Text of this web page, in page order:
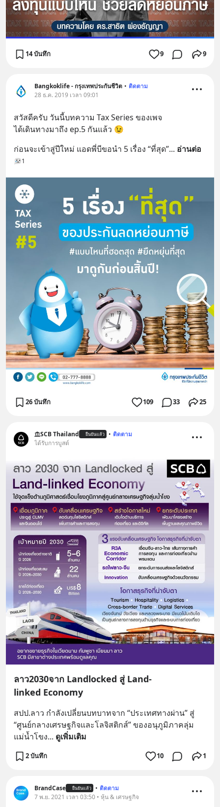
14 บันทึก 9 9
Bangkoklife - กรุงเทพประกันชีวิต • ติดตาม
28 ธ.ค. 2019 เวลา 09:01
สวัสดีครับ วันนี้บทความ Tax Series ของเพจ
ได้เดินทางมาถึง ep.5 กันแล้ว 😉
ก่อนจะเข้าสู่ปีใหม่ แอดพี่บีขอนำ 5 เรื่อง “ที่สุด”... อ่านต่อ
1
26 บันทึก 109 33 25
SCB Thailand ยืนยันแล้ว • ติดตาม
ได้รับการบูสต์
ลาว2030จาก Landlocked สู่ Land-
linked Economy
สปป.ลาว กำลังเปลี่ยนบทบาทจาก “ประเทศทางผ่าน” สู่
“ศูนย์กลางเศรษฐกิจและโลจิสติกส์” ของอนุภูมิภาคลุ่ม
แม่น้ำโขง... ดูเพิ่มเติม
2 บันทึก 10 1
BrandCase ยืนยันแล้ว • ติดตาม
7 พ.ย. 2021 เวลา 03:50 • หุ้น & เศรษฐกิจ